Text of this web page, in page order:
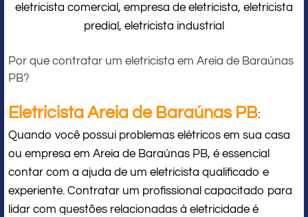
eletricista comercial, empresa de eletricista, eletricista
predial, eletricista industrial
Por que contratar um eletricista em Areia de Baraúnas
PB?
Eletricista Areia de Baraúnas PB:
Quando você possui problemas elétricos em sua casa
ou empresa em Areia de Baraúnas PB, é essencial
contar com a ajuda de um eletricista qualificado e
experiente. Contratar um profissional capacitado para
lidar com questões relacionadas à eletricidade é